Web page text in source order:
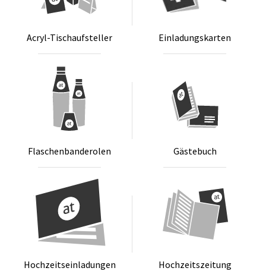
Acryl-Tischauf­stel­ler Ein­la­dungs­kar­ten
Fla­schen­ban­de­ro­len Gäs­te­buch
Hoch­zeits­ein­la­dun­gen Hoch­zeits­zei­tung